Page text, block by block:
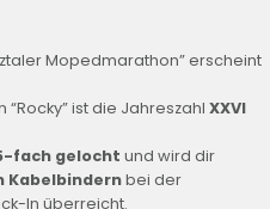
Mopedmarathon” erscheint
“Rocky” ist die Jahreszahl XXVI
-fach gelocht und wird dir
Kabelbindernbei der
In überreicht.